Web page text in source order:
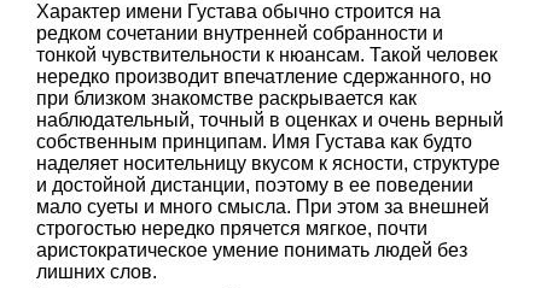
Характер имени Густава обычно строится на
редком сочетании внутренней собранности и
тонкой чувствительности к нюансам. Такой человек
нередко производит впечатление сдержанного, но
при близком знакомстве раскрывается как
наблюдательный, точный в оценках и очень верный
собственным принципам. Имя Густава как будто
наделяет носительницу вкусом к ясности, структуре
и достойной дистанции, поэтому в ее поведении
мало суеты и много смысла. При этом за внешней
строгостью нередко прячется мягкое, почти
аристократическое умение понимать людей без
лишних слов.